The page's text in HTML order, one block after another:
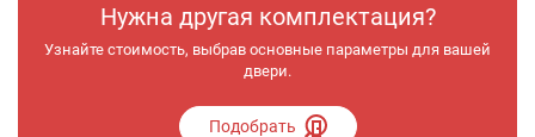
Нужна другая комплектация?
Узнайте стоимость, выбрав основные параметры для вашей
двери.
Подобрать